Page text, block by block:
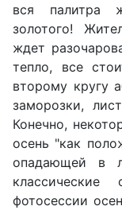
вся палитра
золотого!
ждет
тепло, все
второму кругу
заморозки,
Конечно,
осень "как
опадающей в
фотосессии